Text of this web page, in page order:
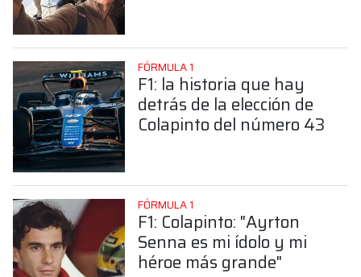
FÓRMULA 1
F1: la historia que hay
detrás de la elección de
Colapinto del número 43
FÓRMULA 1
F1: Colapinto: "Ayrton
Senna es mi ídolo y mi
héroe más grande"